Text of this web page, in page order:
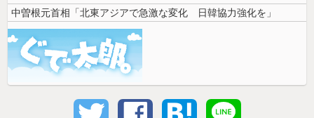
中曽根元首相「北東アジアで急激な変化 日韓協力強化を」